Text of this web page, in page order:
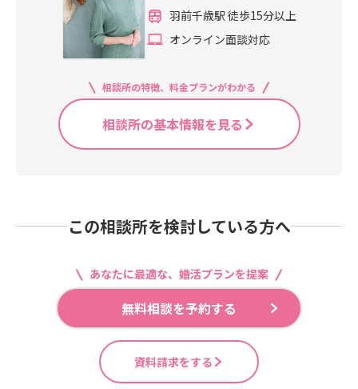
羽前千歳駅 徒歩15分以上
オンライン面談対応
相談所の特徴、料金プランがわかる
相談所の基本情報を見る
この相談所を検討している方へ
あなたに最適な、婚活プランを提案
無料相談を予約する
資料請求をする